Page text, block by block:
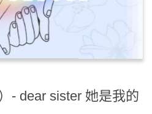
- dear sister 她是我的